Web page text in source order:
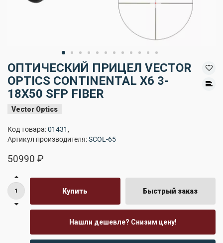
ОПТИЧЕСКИЙ ПРИЦЕЛ VECTOR
OPTICS CONTINENTAL X6 3-
18X50 SFP FIBER
Vector Optics
Код товара:01431 ,
Артикул производителя:SCOL-65
50990 ₽
Купить Быстрый заказ
Нашли дешевле? Снизим цену!